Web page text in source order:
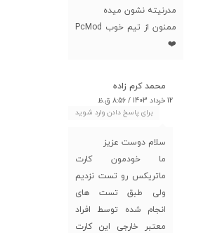
مدرنیته نشون میده
ممنون از تیم خوب PcMod
❤️
محمد کرم زاده
12 خرداد 1403 / 8:56 ق.ظ
برای پاسخ دادن وارد شوید
سلام دوست عزیز
ما خودمون کارت
ماتریکس رو تست نزدیم
ولی طبق تست های
انجام شده توسط افراد
معتبر خارجی این کارت